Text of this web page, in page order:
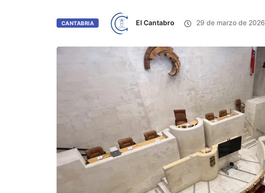
CANTABRIA El Cantabro 29 de marzo de 2026